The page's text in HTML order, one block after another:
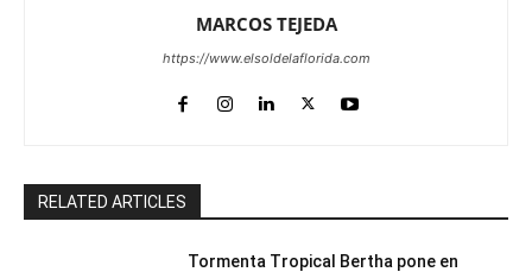
MARCOS TEJEDA
https://www.elsoldelaflorida.com
RELATED ARTICLES
Tormenta Tropical Bertha pone en